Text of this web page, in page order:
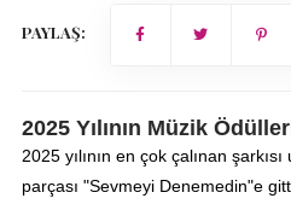
PAYLAŞ:
2025 Yılının Müzik
2025 yılının en çok çalınan
parçası "Sevmeyi Denemedin"e